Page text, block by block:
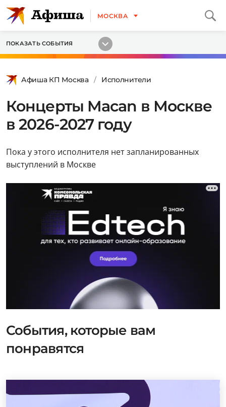
МОСКВА
ПОКАЗАТЬ СОБЫТИЯ
Афиша КП Москва Исполнители
Концерты Macan в Москве
в 2026-2027 году
Пока у этого исполнителя нет запланированных
выступлений в Москве
События, которые вам
понравятся